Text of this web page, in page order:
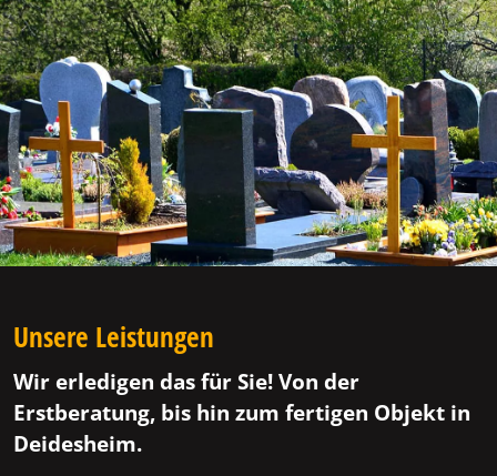
Unsere Leistungen
Wir erledigen das für Sie! Von der
Erstberatung, bis hin zum fertigen Objekt in
Deidesheim.